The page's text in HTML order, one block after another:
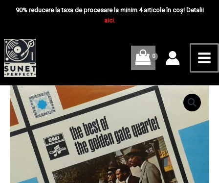
90% reducere la taxa de procesare la minim 4 articole în coș! Detalii
aici.